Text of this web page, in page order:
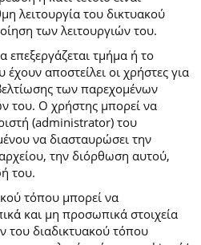
λειτουργία του δικτυακού
των λειτουργιών του.
επεξεργάζεται τμήμα ή το
αποστείλει οι χρήστες για
των παρεχομένων
του. Ο χρήστης μπορεί να
(administrator) του
να διασταυρώσει την
την διόρθωση αυτού,
του.
τόπου μπορεί να
και μη προσωπικά στοιχεία
του διαδικτυακού τόπου